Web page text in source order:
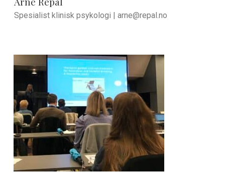
Spesialist klinisk psykologi | arne@repal.no